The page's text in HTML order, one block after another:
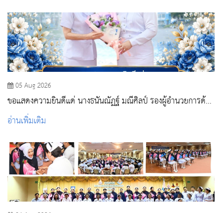
05 Aug 2026
ขอแสดงความยินดีแด่ นางธนันณัฏฐ์ มณีศิลป์ รองผู้อำนวยการด้าน
การพยาบาล โรงพยาบาลสระบุรี
อ่านเพิ่มเติม